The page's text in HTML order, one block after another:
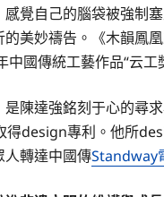
感覺自己的腦袋被強制
美妙禱告。《木韻鳳
國傳統工藝作品“云工
是陳達強銘刻于心的尋
得design專利。他所
人轉達中國傳Standway